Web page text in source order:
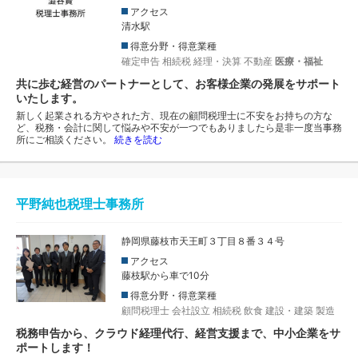
アクセス
清水駅
得意分野・得意業種
確定申告 相続税 経理・決算 不動産 医療・福祉
共に歩む経営のパートナーとして、お客様企業の発展をサポート
いたします。
新しく起業される方やされた方、現在の顧問税理士に不安をお持ちの方な
ど、税務・会計に関して悩みや不安が一つでもありましたら是非一度当事務
所にご相談ください。 続きを読む
平野純也税理士事務所
静岡県藤枝市天王町３丁目８番３４号
アクセス
藤枝駅から車で10分
得意分野・得意業種
顧問税理士 会社設立 相続税 飲食 建設・建築 製造
税務申告から、クラウド経理代行、経営支援まで、中小企業をサ
ポートします！